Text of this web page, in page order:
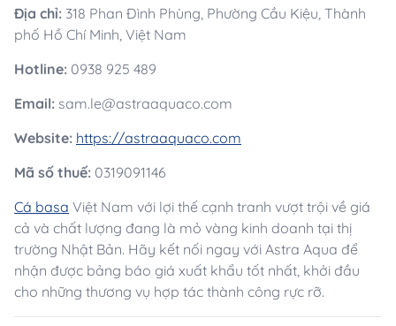
Địa chỉ: 318 Phan Đình Phùng, Phường Cầu Kiệu, Thành
phố Hồ Chí Minh, Việt Nam
Hotline: 0938 925 489
Email: sam.le@astraaquaco.com
Website: https://astraaquaco.com
Mã số thuế: 0319091146
Cá basa Việt Nam với lợi thế cạnh tranh vượt trội về giá
cả và chất lượng đang là mỏ vàng kinh doanh tại thị
trường Nhật Bản. Hãy kết nối ngay với Astra Aqua để
nhận được bảng báo giá xuất khẩu tốt nhất, khởi đầu
cho những thương vụ hợp tác thành công rực rỡ.